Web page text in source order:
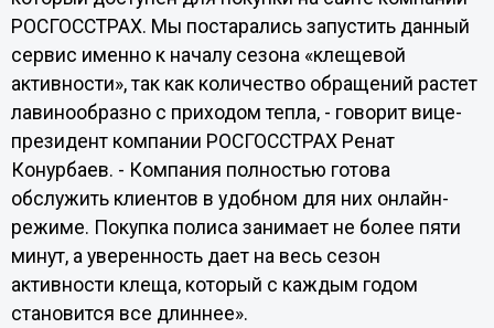
РОСГОССТРАХ. Мы постарались запустить данный
сервис именно к началу сезона «клещевой
активности», так как количество обращений растет
лавинообразно с приходом тепла, - говорит вице-
президент компании РОСГОССТРАХ Ренат
Конурбаев. - Компания полностью готова
обслужить клиентов в удобном для них онлайн-
режиме. Покупка полиса занимает не более пяти
минут, а уверенность дает на весь сезон
активности клеща, который с каждым годом
становится все длиннее».